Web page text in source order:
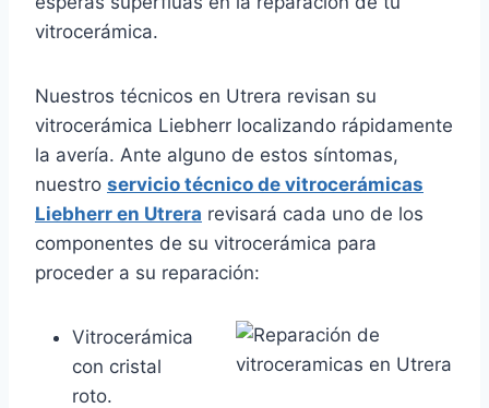
vitrocerámica.
Nuestros técnicos en Utrera revisan su
vitrocerámica Liebherr localizando rápidamente
la avería. Ante alguno de estos síntomas,
nuestro servicio técnico de vitrocerámicas
Liebherr en Utrera revisará cada uno de los
componentes de su vitrocerámica para
proceder a su reparación:
Vitrocerámica
con cristal
roto.